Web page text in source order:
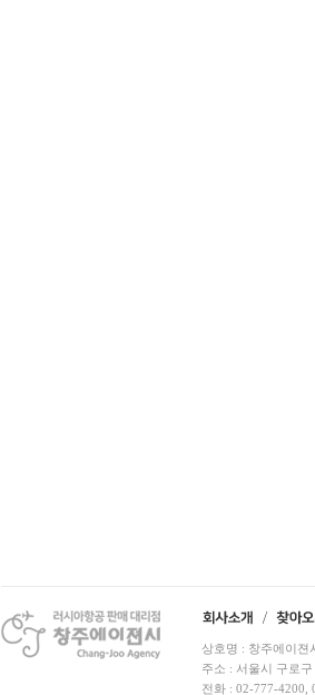
상호명 : 창주에이젼
주소 : 서울시 구로
전화 : 02-777-4200,